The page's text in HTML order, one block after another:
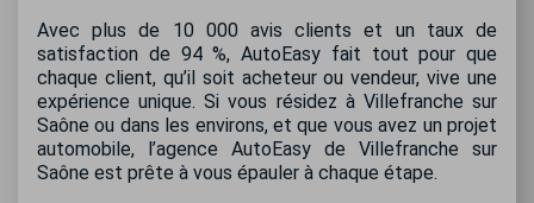
Avec plus de 10 000 avis clients et un taux de
satisfaction de 94 %, AutoEasy fait tout pour que
chaque client, qu’il soit acheteur ou vendeur, vive une
expérience unique. Si vous résidez à Villefranche sur
Saône ou dans les environs, et que vous avez un projet
automobile, l’agence AutoEasy de Villefranche sur
Saône est prête à vous épauler à chaque étape.